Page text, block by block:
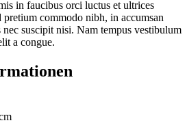
in faucibus orci luctus et ultrices
pretium commodo nibh, in accumsan
suscipit nisi. Nam tempus vestibulum
a congue.